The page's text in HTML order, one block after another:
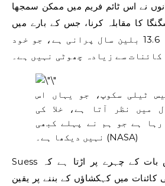
نے اس ٹائم فریم میں ممکن سمجھا
کا مقابلہ کرنا، جس کے بارے میں
خیال کیا جاتا ہے کہ یہ 13.6 بلین سال پرانی ہے، جو خود
کائنات سے زیادہ چھوٹی نہیں ہے۔
ٹیلی سکوپ، جو یہاں اس
میں نظر آتا ہے، خلا کی
رہا ہے جو ہم نے پہلے کبھی
نہیں دیکھا ہے۔ (NASA)
Suess کا کہنا ہے کہ یہ اس بات کے چہرے پر اڑتا ہے کہ
کائنات میں کہکشاؤں کے بننے پر یقین